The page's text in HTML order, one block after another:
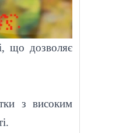
що дозволяє
з високим